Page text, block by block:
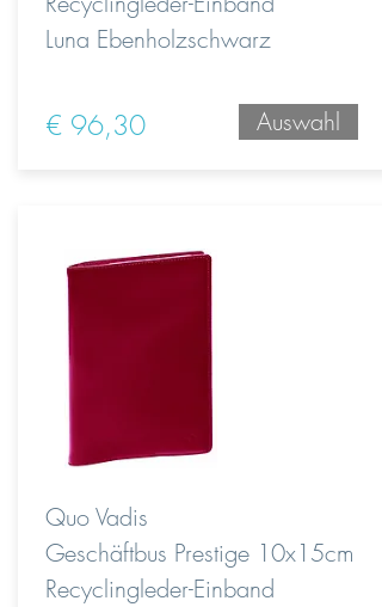
Luna Ebenholzschwarz
€ 96,30
Quo Vadis
Geschäftbus Prestige 10x15cm
Recyclingleder-Einband
Auswahl